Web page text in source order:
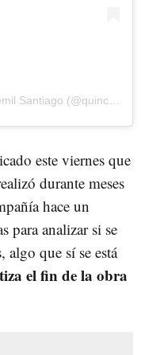
este viernes que
durante meses
hace un
para analizar si se
algo que sí se está
el fin de la obra